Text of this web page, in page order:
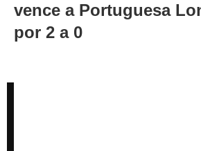
vence a Portuguesa
por 2 a 0